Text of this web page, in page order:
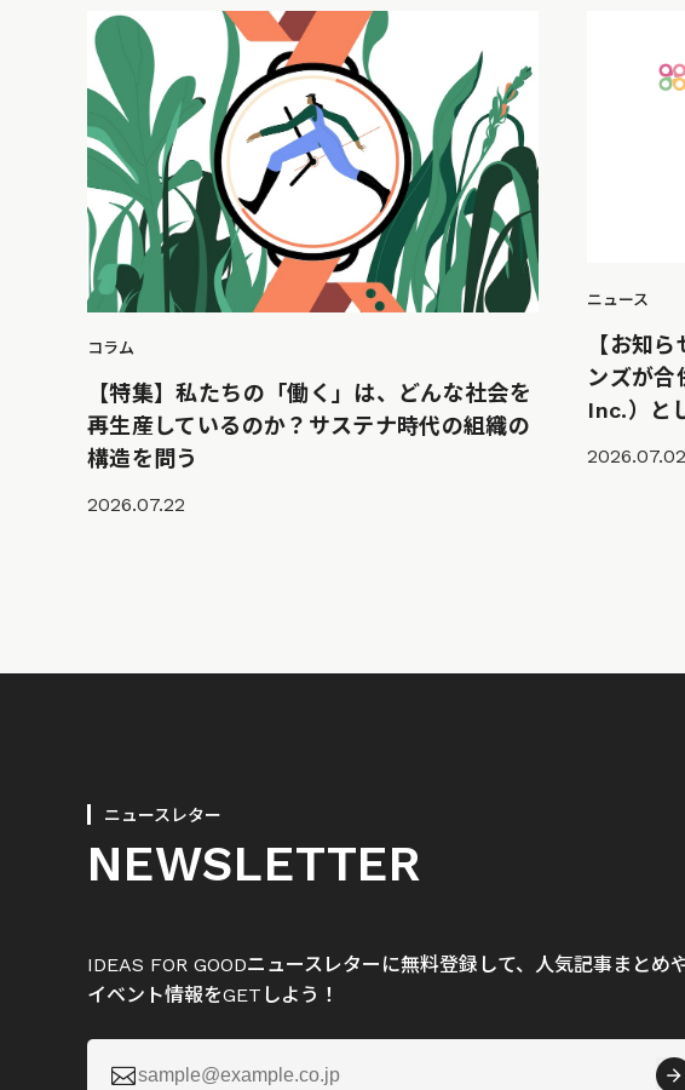
コラム
【特集】私たちの「働く」は、どんな社会を
再生産しているのか？サステナ時代の組織の
構造を問う
2026.07.22
ニュース
【お知
ンズが
Inc.）と
2026.07.02
ニュースレター
NEWSLETTER
IDEAS FOR GOODニュースレターに無料登録して、人気記事まとめ
イベント情報をGETしよう！
